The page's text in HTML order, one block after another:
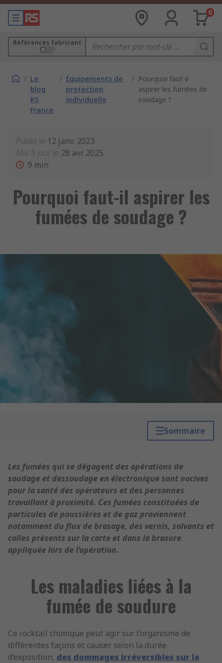
0
Références fabricant
/ Le
blog
RS
France
/ Équipements de
protection
individuelle
/ Pourquoi faut-il
aspirer les fumées de
soudage ?
Publié le 12 janv. 2023
Mis à jour le 28 avr. 2025
9 min
Pourquoi faut-il aspirer les
fumées de soudage ?
Sommaire
Les fumées qui se dégagent des opérations de
soudage et dessoudage en électronique sont nocives
pour la santé des opérateurs et des personnes
travaillant à proximité. Ces fumées constituées de
particules de poussières et de gaz proviennent
notamment du flux de brasage, des vernis, solvants et
colles présents sur la carte et dans la brasure
appliquée lors de l’opération.
Les maladies liées à la
fumée de soudure
Ce cocktail chimique peut agir sur l’organisme de
différentes façons et causer selon la durée
d’exposition, des dommages irréversibles sur la